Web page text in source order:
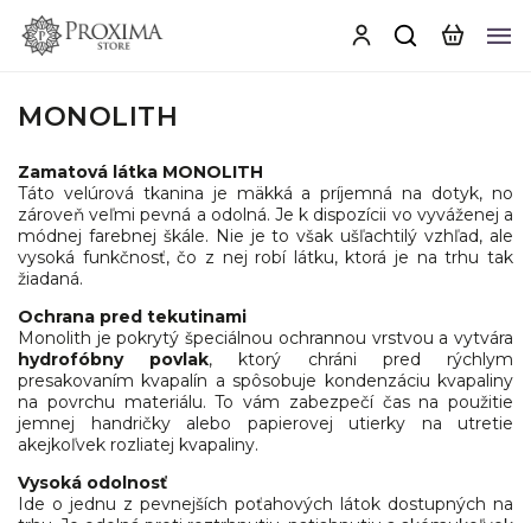
MONOLITH
Zamatová látka MONOLITH
Táto velúrová tkanina je mäkká a príjemná na dotyk, no
zároveň veľmi pevná a odolná. Je k dispozícii vo vyváženej a
módnej farebnej škále. Nie je to však ušľachtilý vzhľad, ale
vysoká funkčnosť, čo z nej robí látku, ktorá je na trhu tak
žiadaná.
Ochrana pred tekutinami
Monolith je pokrytý špeciálnou ochrannou vrstvou a vytvára
hydrofóbny povlak, ktorý chráni pred rýchlym
presakovaním kvapalín a spôsobuje kondenzáciu kvapaliny
na povrchu materiálu. To vám zabezpečí čas na použitie
jemnej handričky alebo papierovej utierky na utretie
akejkoľvek rozliatej kvapaliny.
Vysoká odolnosť
Ide o jednu z pevnejších poťahových látok dostupných na